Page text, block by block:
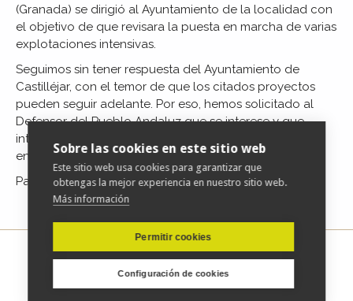
(Granada) se dirigió al Ayuntamiento de la localidad con
el objetivo de que revisara la puesta en marcha de varias
explotaciones intensivas.
Seguimos sin tener respuesta del Ayuntamiento de
Castilléjar, con el temor de que los citados proyectos
pueden seguir adelante. Por eso, hemos solicitado al
Defensor del Pueblo Andaluz que se interese y que
intervenga para que haya respuesta por parte de la
entidad local.
Para acceder a la noticia completapulse aquí
Sobre las cookies en este sitio web
Este sitio web usa cookies para garantizar que
obtengas la mejor experiencia en nuestro sitio web.
Más información
Permitir cookies
Configuración de cookies